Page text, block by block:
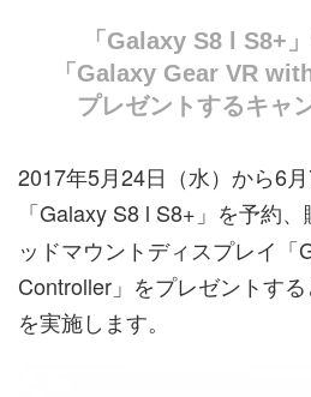
「Galaxy S8 l S8+
「Galaxy Gear VR
プレゼントするキャ
2017年5月24日（水）から6
「Galaxy S8 l S8+」を予約
ッドマウントディスプレイ「
Controller」をプレゼントす
を実施します。